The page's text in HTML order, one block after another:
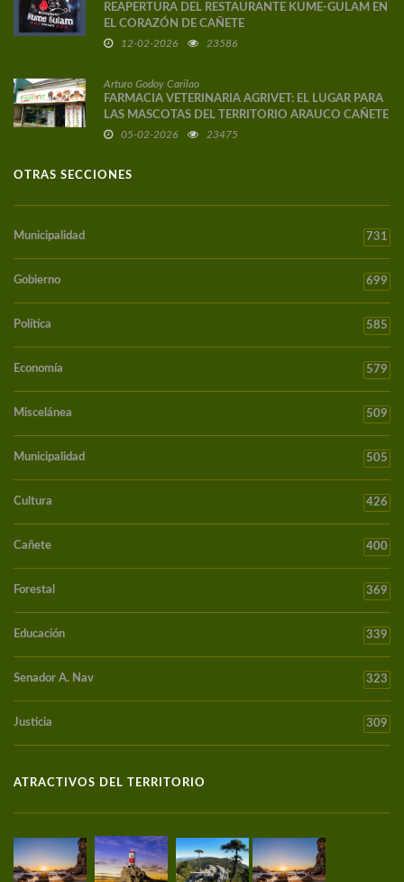
REAPERTURA DEL RESTAURANTE KUME-GULAM EN
EL CORAZÓN DE CAÑETE
12-02-2026 23586
Arturo Godoy Carilao
FARMACIA VETERINARIA AGRIVET: EL LUGAR PARA
LAS MASCOTAS DEL TERRITORIO ARAUCO CAÑETE
05-02-2026 23475
OTRAS SECCIONES
Municipalidad 731
Gobierno 699
Política 585
Economía 579
Miscelánea 509
Municipalidad 505
Cultura 426
Cañete 400
Forestal 369
Educación 339
Senador A. Nav 323
Justicia 309
ATRACTIVOS DEL TERRITORIO